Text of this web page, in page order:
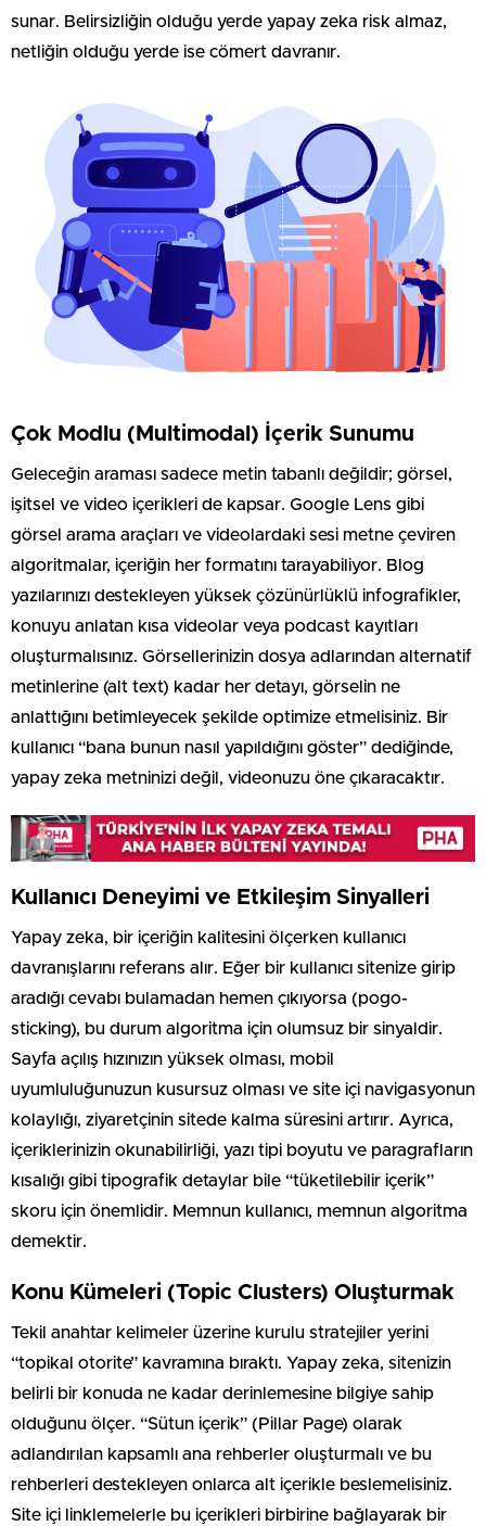
sunar. Belirsizliğin olduğu yerde yapay zeka risk almaz,
netliğin olduğu yerde ise cömert davranır.
Çok Modlu (Multimodal) İçerik Sunumu
Geleceğin araması sadece metin tabanlı değildir; görsel,
işitsel ve video içerikleri de kapsar. Google Lens gibi
görsel arama araçları ve videolardaki sesi metne çeviren
algoritmalar, içeriğin her formatını tarayabiliyor. Blog
yazılarınızı destekleyen yüksek çözünürlüklü infografikler,
konuyu anlatan kısa videolar veya podcast kayıtları
oluşturmalısınız. Görsellerinizin dosya adlarından alternatif
metinlerine (alt text) kadar her detayı, görselin ne
anlattığını betimleyecek şekilde optimize etmelisiniz. Bir
kullanıcı “bana bunun nasıl yapıldığını göster” dediğinde,
yapay zeka metninizi değil, videonuzu öne çıkaracaktır.
Kullanıcı Deneyimi ve Etkileşim Sinyalleri
Yapay zeka, bir içeriğin kalitesini ölçerken kullanıcı
davranışlarını referans alır. Eğer bir kullanıcı sitenize girip
aradığı cevabı bulamadan hemen çıkıyorsa (pogo-
sticking), bu durum algoritma için olumsuz bir sinyaldir.
Sayfa açılış hızınızın yüksek olması, mobil
uyumluluğunuzun kusursuz olması ve site içi navigasyonun
kolaylığı, ziyaretçinin sitede kalma süresini artırır. Ayrıca,
içeriklerinizin okunabilirliği, yazı tipi boyutu ve paragrafların
kısalığı gibi tipografik detaylar bile “tüketilebilir içerik”
skoru için önemlidir. Memnun kullanıcı, memnun algoritma
demektir.
Konu Kümeleri (Topic Clusters) Oluşturmak
Tekil anahtar kelimeler üzerine kurulu stratejiler yerini
“topikal otorite” kavramına bıraktı. Yapay zeka, sitenizin
belirli bir konuda ne kadar derinlemesine bilgiye sahip
olduğunu ölçer. “Sütun içerik” (Pillar Page) olarak
adlandırılan kapsamlı ana rehberler oluşturmalı ve bu
rehberleri destekleyen onlarca alt içerikle beslemelisiniz.
Site içi linklemelerle bu içerikleri birbirine bağlayarak bir